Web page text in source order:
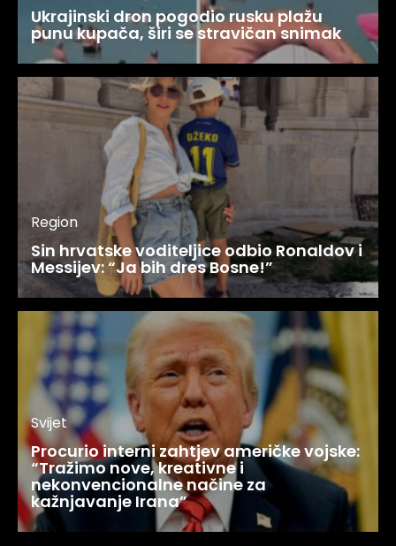
Ukrajinski dron pogodio rusku plažu
punu kupača, širi se stravičan snimak
Region
Sin hrvatske voditeljice odbio Ronaldov i
Messijev: “Ja bih dres Bosne!”
Svijet
Procurio interni zahtjev američke vojske:
“Tražimo nove, kreativne i
nekonvencionalne načine za
kažnjavanje Irana”